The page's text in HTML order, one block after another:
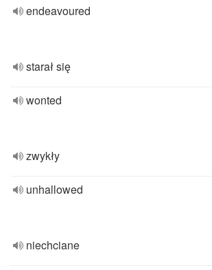
endeavoured
starał się
wonted
zwykły
unhallowed
niechciane